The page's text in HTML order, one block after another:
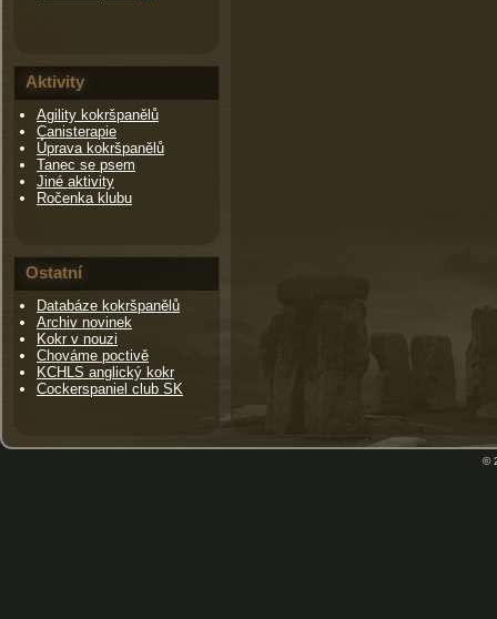
Aktivity
Agility kokršpanělů
Canisterapie
Úprava kokršpanělů
Tanec se psem
Jiné aktivity
Ročenka klubu
Ostatní
Databáze kokršpanělů
Archiv novinek
Kokr v nouzi
Chováme poctivě
KCHLS anglický kokr
Cockerspaniel club SK
©